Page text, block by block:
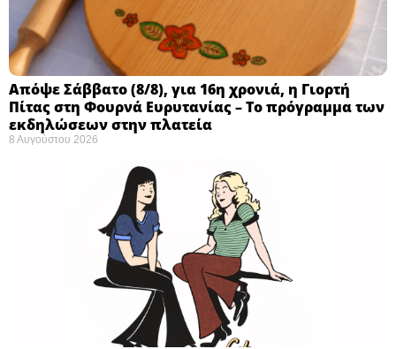
Απόψε Σάββατο (8/8), για 16η χρονιά, η Γιορτή
Πίτας στη Φουρνά Ευρυτανίας – Το πρόγραμμα των
εκδηλώσεων στην πλατεία
8 Αυγούστου 2026